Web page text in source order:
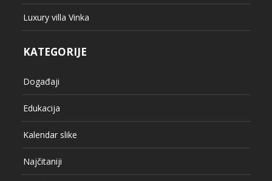
Luxury villa Vinka
KATEGORIJE
Događaji
Edukacija
Kalendar slike
Najčitaniji